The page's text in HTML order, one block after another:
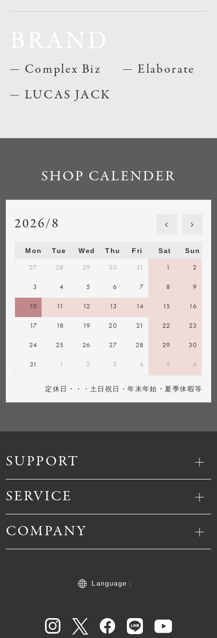
Complex Biz
LUCAS JACK
Elaborate
SUPPORT
SERVICE
COMPANY
Language :
SHOP CALENDER
2026/8
Mon Tue Wed Thu Fri Sat Sun
27 28 29 30 31 1 2
3 4 5 6 7 8 9
10 11 12 13 14 15 16
17 18 19 20 21 22 23
24 25 26 27 28 29 30
31 1 2 3 4 5 6
定休日・・・土日祝日・年末年始・夏季休暇等